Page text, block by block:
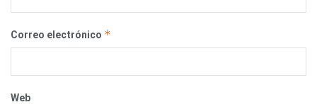
Correo electrónico *
Web